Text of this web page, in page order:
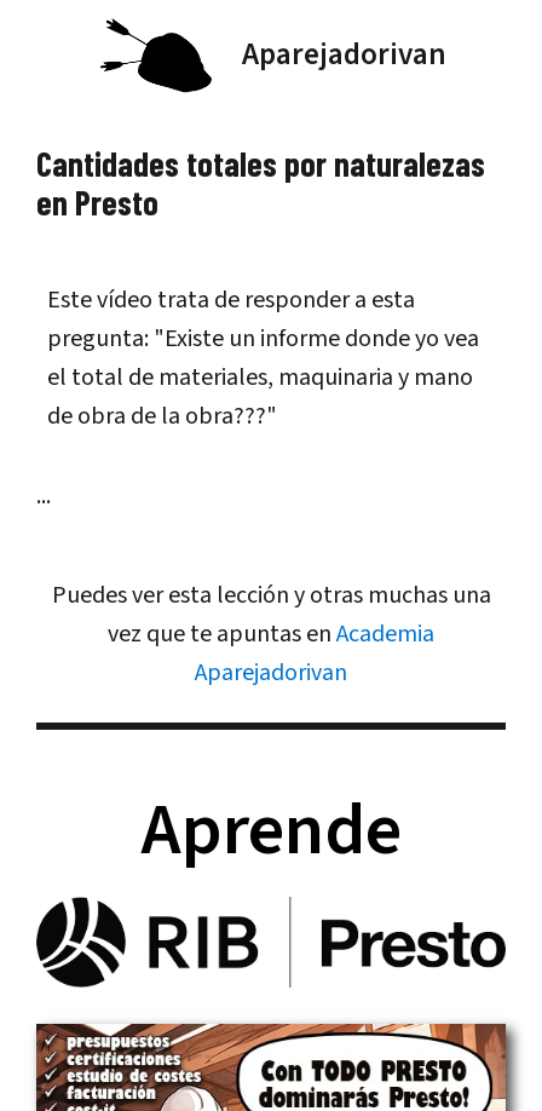
Aparejadorivan
Cantidades totales por naturalezas
en Presto
Este vídeo trata de responder a esta
pregunta: "Existe un informe donde yo vea
el total de materiales, maquinaria y mano
de obra de la obra???"
...
Puedes ver esta lección y otras muchas una
vez que te apuntas enAcademia
Aparejadorivan
Aprende